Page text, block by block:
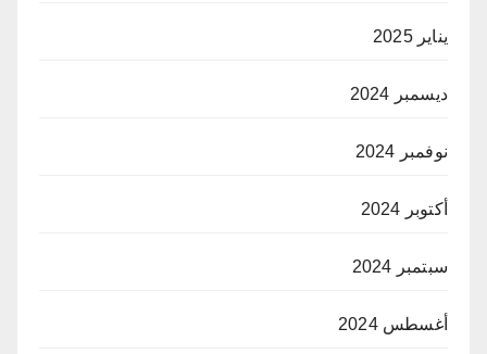
يناير 2025
ديسمبر 2024
نوفمبر 2024
أكتوبر 2024
سبتمبر 2024
أغسطس 2024